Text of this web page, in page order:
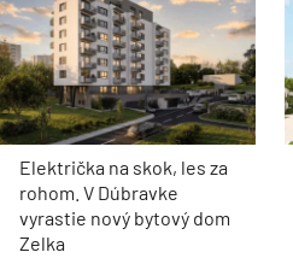
Električka na skok, les za
rohom. V Dúbravke
vyrastie nový bytový dom
Zelka